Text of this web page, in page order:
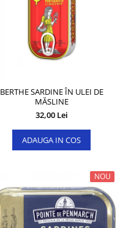
BERTHE SARDINE ÎN ULEI DE
MĂSLINE
32,00 Lei
ADAUGA IN COS
NOU